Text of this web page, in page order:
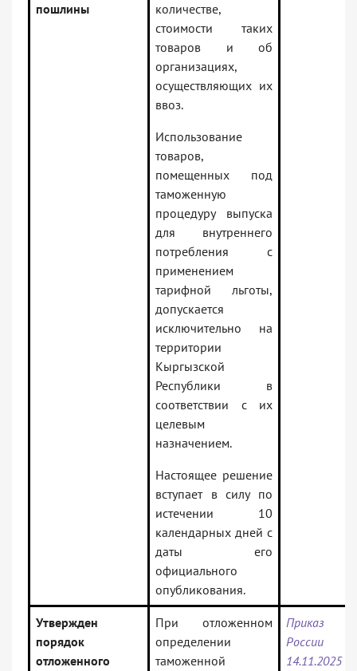
пошлины
количестве,
стоимости таких
товаров и об
организациях,
осуществляющих их
ввоз.
Использование
товаров,
помещенных под
таможенную
процедуру выпуска
для внутреннего
потребления с
применением
тарифной льготы,
допускается
исключительно на
территории
Кыргызской
Республики в
соответствии с их
целевым
назначением.
Настоящее решение
вступает в силу по
истечении 10
календарных дней с
даты его
официального
опубликования.
Утвержден
порядок
отложенного
При отложенном
определении
таможенной
Приказ
14.11.2025